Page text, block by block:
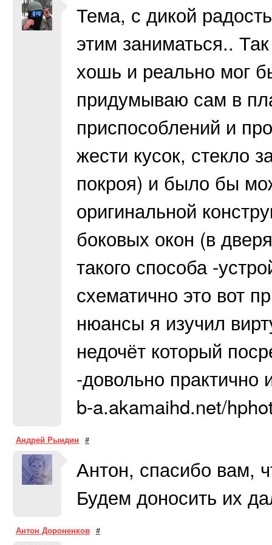
Тема, с дикой
этим заниматься..
хошь и реально мог
придумываю сам в
приспособлений и
жести кусок, стекло
покроя) и было бы
оригинальной
боковых окон (в
такого способа -
схематично это вот
нюансы я изучил
недочёт который
-довольно практично
b-a.akamaihd.net/
Андрей Рындин #
Антон, спасибо вам,
Будем доносить их
Антон Дороненков #